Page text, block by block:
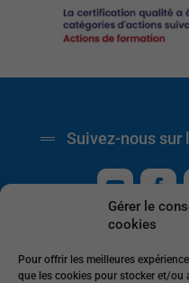
Gérer le
cookies
Pour offrir les meilleures
que les cookies pour stocker et/ou
Suivez-nous sur
Nous